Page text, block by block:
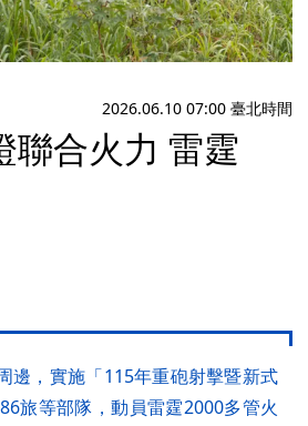
2026.06.10 07:00 臺北時間
聯合火力 雷霆
邊，實施「115年重砲射擊暨新式
旅等部隊，動員雷霆2000多管火